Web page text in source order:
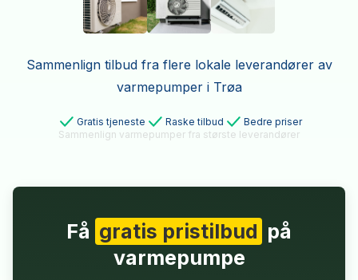
Sammenlign tilbud fra flere lokale leverandører av
varmepumper i Trøa
Gratis tjeneste Raske tilbud
Bedre priser
Sammenlign varmepumper fra største leverandører
Få gratis pristilbud på
varmepumpe